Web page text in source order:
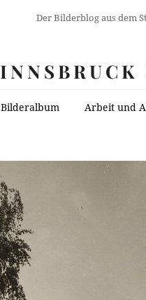
Der Bilderblog aus dem
Bilderalbum Arbeit und